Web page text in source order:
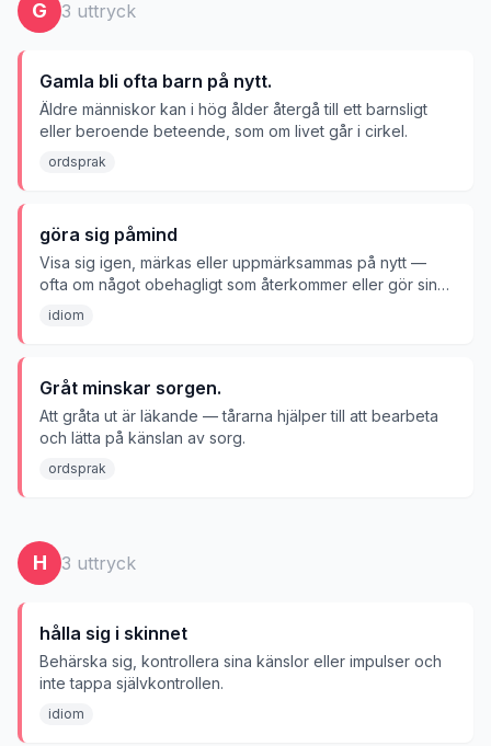
G 3 uttryck
Gamla bli ofta barn på nytt.
Äldre människor kan i hög ålder återgå till ett barnsligt
eller beroende beteende, som om livet går i cirkel.
ordsprak
göra sig påmind
Visa sig igen, märkas eller uppmärksammas på nytt —
ofta om något obehagligt som återkommer eller gör sin
närvaro känd.
idiom
Gråt minskar sorgen.
Att gråta ut är läkande — tårarna hjälper till att bearbeta
och lätta på känslan av sorg.
ordsprak
H 3 uttryck
hålla sig i skinnet
Behärska sig, kontrollera sina känslor eller impulser och
inte tappa självkontrollen.
idiom